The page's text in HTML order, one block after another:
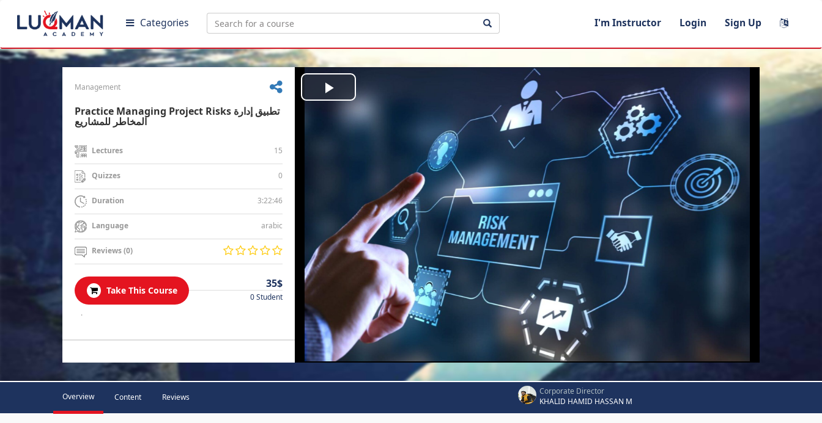
Categories I'm Instructor Login Sign Up
Management
Practice Managing Project Risks تطبيق إدارة
المخاطر للمشاريع
Lectures 15
Quizzes 0
Duration 3:22:46
Language arabic
Reviews (0)
Take This Course
35$
0 Student
.
Play
Video
Overview Content Reviews
Corporate Director
KHALID HAMID HASSAN M